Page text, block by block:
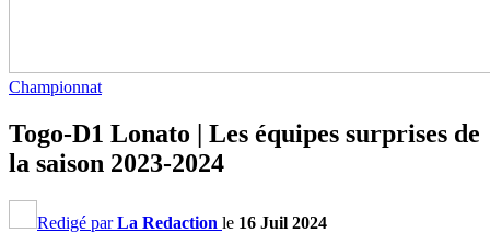
Championnat
Togo-D1 Lonato | Les équipes surprises de
la saison 2023-2024
Redigé parLa Redaction le 16 Juil 2024